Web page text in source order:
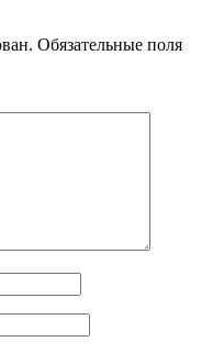
Обязательные поля